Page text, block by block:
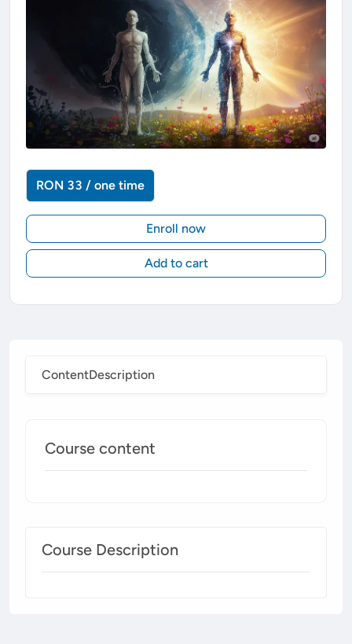
ContentDescription
Course content
Course Description
RON 33 / one time
Enroll now
Add to cart